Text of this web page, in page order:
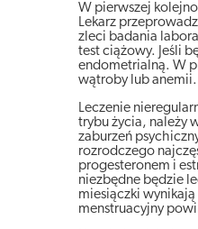
W pierwszej
Lekarz
zleci badania
test ciążowy. Jeśli
endometrialną. W
wątroby lub anemii.
Leczenie
trybu życia, należy
zaburzeń
rozrodczego
progesteronem i
niezbędne będzie
miesiączki
menstruacyjny